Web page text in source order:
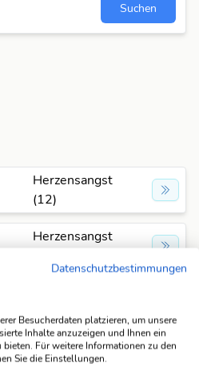
Suchen
Herzensangst
(12)
Herzensangst
Partner für
darunter Schüttelrätsel,
Schwedenrätsel und
Datenschutzbestimmungen
Besucherdaten platzieren, um unsere
Inhalte anzuzeigen und Ihnen ein
Für weitere Informationen zu den
Sie die Einstellungen.